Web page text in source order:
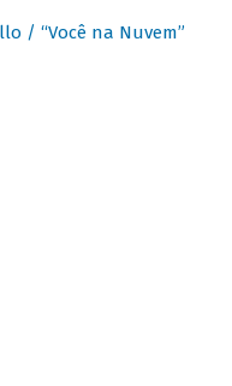
/ “Você na Nuvem”